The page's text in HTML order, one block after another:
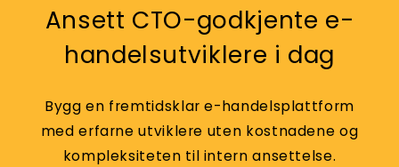
Ansett CTO-godkjente e-
handelsutviklere i dag
Bygg en fremtidsklar e-handelsplattform
med erfarne utviklere uten kostnadene og
kompleksiteten til intern ansettelse.